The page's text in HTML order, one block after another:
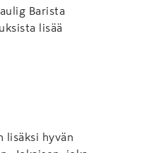
Barista
lisää
lisäksi hyvän